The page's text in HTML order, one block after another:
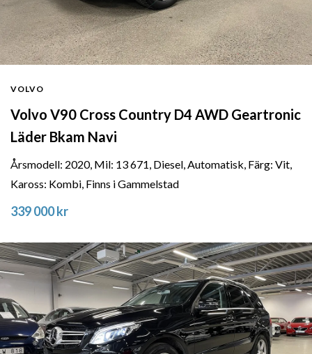
VOLVO
Volvo V90 Cross Country D4 AWD Geartronic
Läder Bkam Navi
Årsmodell: 2020, Mil: 13 671, Diesel, Automatisk, Färg: Vit,
Kaross: Kombi, Finns i Gammelstad
339 000 kr